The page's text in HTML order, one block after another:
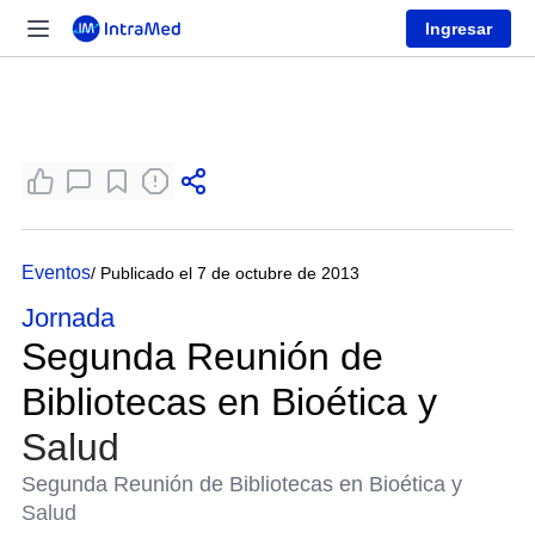
Ingresar
Eventos/ Publicado el 7 de octubre de 2013
Jornada
Segunda Reunión de
Bibliotecas en Bioética y
Salud
Segunda Reunión de Bibliotecas en Bioética y
Salud